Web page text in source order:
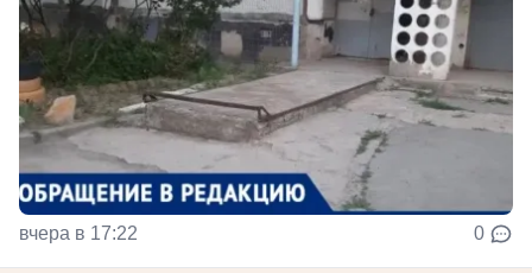
вчера в 17:22 0